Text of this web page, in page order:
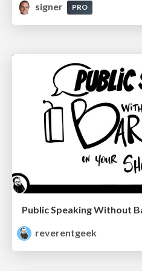
signer
PRO
reverentgeek